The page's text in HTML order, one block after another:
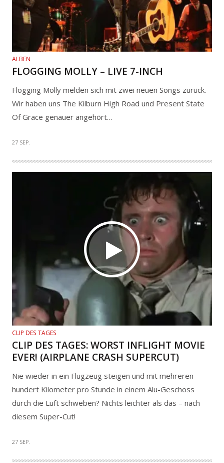
ALBEN
FLOGGING MOLLY – LIVE 7-INCH
Flogging Molly melden sich mit zwei neuen Songs zurück.
Wir haben uns The Kilburn High Road und Present State
Of Grace genauer angehört…
27 SEP.
CLIP DES TAGES
CLIP DES TAGES: WORST INFLIGHT MOVIE
EVER! (AIRPLANE CRASH SUPERCUT)
Nie wieder in ein Flugzeug steigen und mit mehreren
hundert Kilometer pro Stunde in einem Alu-Geschoss
durch die Luft schweben? Nichts leichter als das – nach
diesem Super-Cut!
27 SEP.